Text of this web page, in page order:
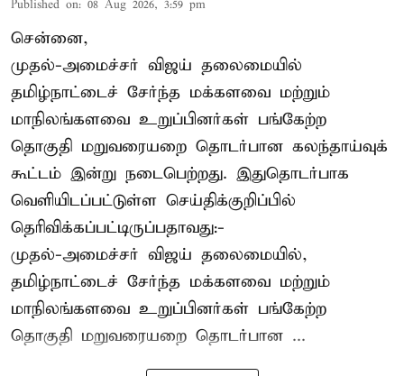
Published on: 08 Aug 2026, 3:59 pm
சென்னை,
முதல்-அமைச்சர் விஜய் தலைமையில்
தமிழ்நாட்டைச் சேர்ந்த மக்களவை மற்றும்
மாநிலங்களவை உறுப்பினர்கள் பங்கேற்ற
தொகுதி மறுவரையறை தொடர்பான கலந்தாய்வுக்
கூட்டம் இன்று நடைபெற்றது. இதுதொடர்பாக
வெளியிடப்பட்டுள்ள செய்திக்குறிப்பில்
தெரிவிக்கப்பட்டிருப்பதாவது:-
முதல்-அமைச்சர் விஜய் தலைமையில்,
தமிழ்நாட்டைச் சேர்ந்த மக்களவை மற்றும்
மாநிலங்களவை உறுப்பினர்கள் பங்கேற்ற
தொகுதி மறுவரையறை தொடர்பான ...